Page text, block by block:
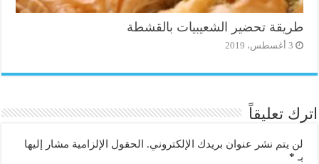
طريقة تحضير الشعيبيات بالقشطة
3 أغسطس، 2019
اترك تعليقاً
لن يتم نشر عنوان بريدك الإلكتروني.
الحقول الإلزامية مشار إليها
بـ *